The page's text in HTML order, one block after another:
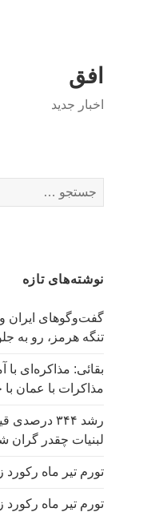
افق
اخبار جدید
برای:
نوشته‌های تازه
گفت‌وگوهای ایران
تنگه هرمز، رو به
بقائی: مذاکره‌ای با
مذاکرات با عمان با
رشد ۳۴۴
لبنیات چقدر گران
تورم تیر ماه رکورد زد؛ ۸۳.۹
تورم تیر ماه رکورد زد؛ ۸۳.۹